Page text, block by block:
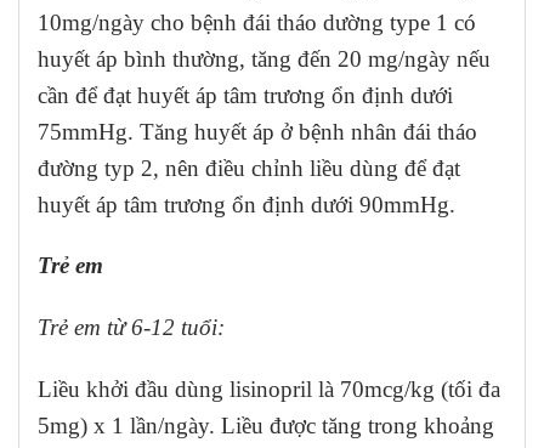
10mg/ngày cho bệnh đái tháo dường type 1 có
huyết áp bình thường, tăng đến 20 mg/ngày nếu
cần để đạt huyết áp tâm trương ổn định dưới
75mmHg. Tăng huyết áp ở bệnh nhân đái tháo
đường typ 2, nên điều chỉnh liều dùng để đạt
huyết áp tâm trương ổn định dưới 90mmHg.
Trẻ em
Trẻ em từ 6-12 tuổi:
Liều khởi đầu dùng lisinopril là 70mcg/kg (tối đa
5mg) x 1 lần/ngày. Liều được tăng trong khoảng